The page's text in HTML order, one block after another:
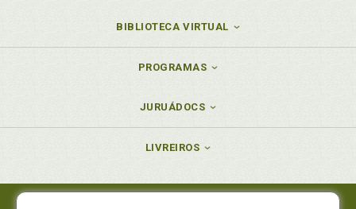
BIBLIOTECA VIRTUAL
PROGRAMAS
JURUÁDOCS
LIVREIROS